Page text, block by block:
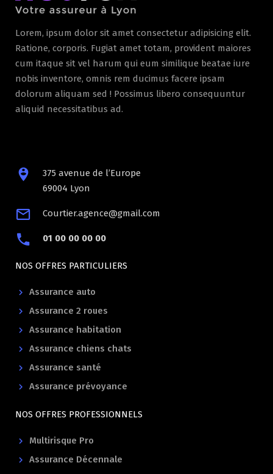
Lorem, ipsum dolor sit amet consectetur adipisicing elit.
Ratione, corporis. Fugiat amet totam, provident maiores
cum itaque sit vel harum qui eum similique beatae iure
nobis inventore, omnis rem ducimus facere ipsam
dolorum aliquam sed ! Possimus libero consequuntur
aliquid necessitatibus ad.
375 avenue de l’Europe
69004 Lyon
Courtier.agence@gmail.com
01 00 00 00 00
NOS OFFRES PARTICULIERS
Assurance auto
Assurance 2 roues
Assurance habitation
Assurance chiens chats
Assurance santé
Assurance prévoyance
NOS OFFRES PROFESSIONNELS
Multirisque Pro
Assurance Décennale